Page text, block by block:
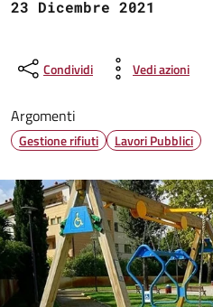
23 Dicembre 2021
Condividi Vedi azioni
Argomenti
Gestione rifiuti Lavori Pubblici